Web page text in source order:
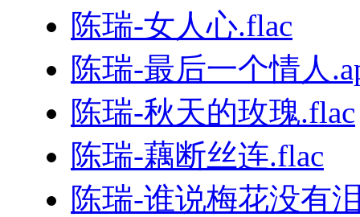
陈瑞-女人心.flac
陈瑞-最后一个情人
陈瑞-秋天的玫瑰.flac
陈瑞-藕断丝连.flac
陈瑞-谁说梅花没有